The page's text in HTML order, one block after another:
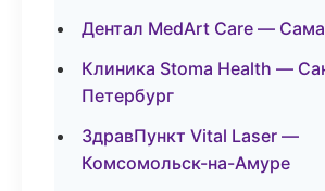
Дентал MedArt Care —
Клиника Stoma Health —
Петербург
ЗдравПункт Vital Laser —
Комсомольск-на-Амуре